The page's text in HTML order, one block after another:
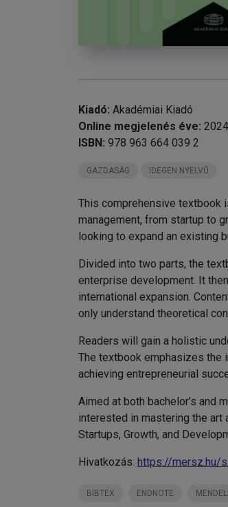
Kiadó: Akadémiai Kiadó
Online megjelenés éve: 2024
ISBN: 978 963 664 039 2
GAZDASÁG IDEGEN NYELVŰ
This comprehensive textbook
management, from startup to
looking to expand an existing
Divided into two parts, the
enterprise development. It
international expansion.
only understand theoretical
Readers will gain a holistic
The textbook emphasizes the
achieving entrepreneurial
Aimed at both bachelor’s and
interested in mastering the art
Startups, Growth, and
Hivatkozás: https://mersz.hu/
BIBTEX ENDNOTE